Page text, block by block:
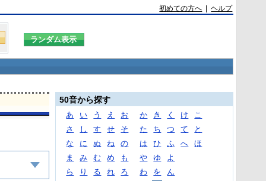
初めての方へ |ヘルプ
50音から探す
あ い う え お か き く け
こ
さ
し す せ そ た ち つ て
と
な
に ぬ ね の は ひ ふ へ
ほ
ま
み む め も や ゆ
よ
ら
り る れ ろ わ を
ん